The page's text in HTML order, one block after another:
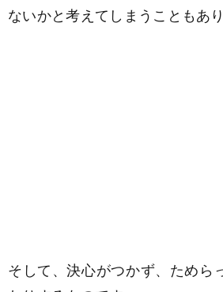
ないかと考えてしまうこともあり
そして、決心がつかず、ためら